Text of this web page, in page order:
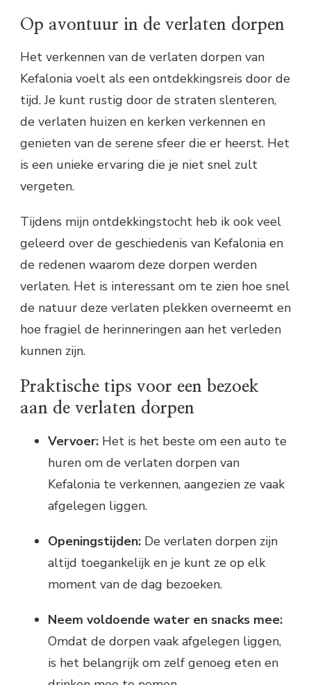
Op avontuur in de verlaten dorpen
Het verkennen van de verlaten dorpen van
Kefalonia voelt als een ontdekkingsreis door de
tijd. Je kunt rustig door de straten slenteren,
de verlaten huizen en kerken verkennen en
genieten van de serene sfeer die er heerst. Het
is een unieke ervaring die je niet snel zult
vergeten.
Tijdens mijn ontdekkingstocht heb ik ook veel
geleerd over de geschiedenis van Kefalonia en
de redenen waarom deze dorpen werden
verlaten. Het is interessant om te zien hoe snel
de natuur deze verlaten plekken overneemt en
hoe fragiel de herinneringen aan het verleden
kunnen zijn.
Praktische tips voor een bezoek
aan de verlaten dorpen
Vervoer: Het is het beste om een auto te
huren om de verlaten dorpen van
Kefalonia te verkennen, aangezien ze vaak
afgelegen liggen.
Openingstijden: De verlaten dorpen zijn
altijd toegankelijk en je kunt ze op elk
moment van de dag bezoeken.
Neem voldoende water en snacks mee:
Omdat de dorpen vaak afgelegen liggen,
is het belangrijk om zelf genoeg eten en